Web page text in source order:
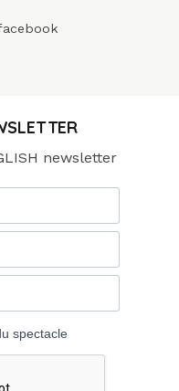
newsletter
spectacle